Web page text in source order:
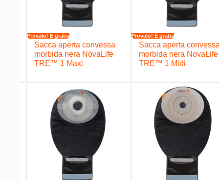
Provalo! È gratis
Sacca aperta convessa
morbida nera NovaLife
TRE™ 1 Maxi
Provalo! È gratis
Sacca aperta
morbida nera NovaLife
TRE™ 1 Midi